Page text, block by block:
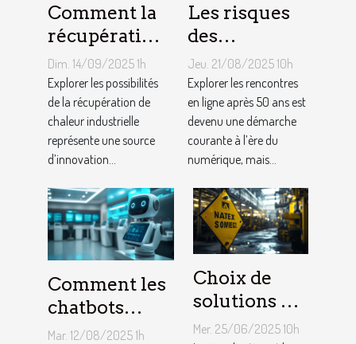
Comment la
récupération
de chaleur
industrielle
peut-elle
chauffer des
milliers de
Dim. 14/09/2025 1h
Explorer les possibilités
de la récupération de
chaleur industrielle
représente une source
d’innovation...
Les risques
des
rencontres
en ligne pour
les plus de 50
ans
Jeu. 21/08/2025 10h
Explorer les rencontres
en ligne après 50 ans est
devenu une démarche
courante à l’ère du
numérique, mais...
Comment les
chatbots
utilisant l'IA
Mar. 12/08/2025 1h
Choix de
solutions de
signalisation
Mer. 25/06/2025 10h